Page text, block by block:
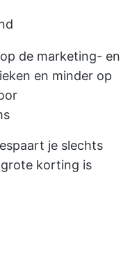
de marketing- en
en minder op
je slechts
korting is